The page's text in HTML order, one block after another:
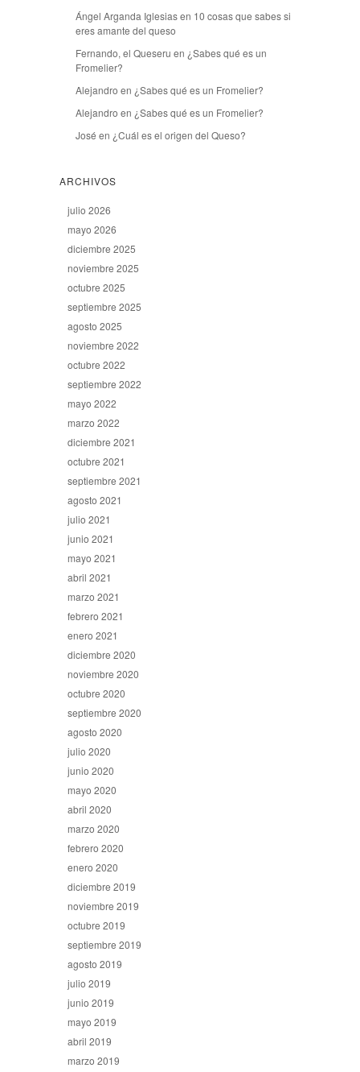
Ángel Arganda Iglesiasen 10 cosas que sabes si
eres amante del queso
Fernando, el Queseru en ¿Sabes qué es un
Fromelier?
Alejandro en ¿Sabes qué es un Fromelier?
Alejandro en ¿Sabes qué es un Fromelier?
José en ¿Cuál es el origen del Queso?
ARCHIVOS
julio 2026
mayo 2026
diciembre 2025
noviembre 2025
octubre 2025
septiembre 2025
agosto 2025
noviembre 2022
octubre 2022
septiembre 2022
mayo 2022
marzo 2022
diciembre 2021
octubre 2021
septiembre 2021
agosto 2021
julio 2021
junio 2021
mayo 2021
abril 2021
marzo 2021
febrero 2021
enero 2021
diciembre 2020
noviembre 2020
octubre 2020
septiembre 2020
agosto 2020
julio 2020
junio 2020
mayo 2020
abril 2020
marzo 2020
febrero 2020
enero 2020
diciembre 2019
noviembre 2019
octubre 2019
septiembre 2019
agosto 2019
julio 2019
junio 2019
mayo 2019
abril 2019
marzo 2019